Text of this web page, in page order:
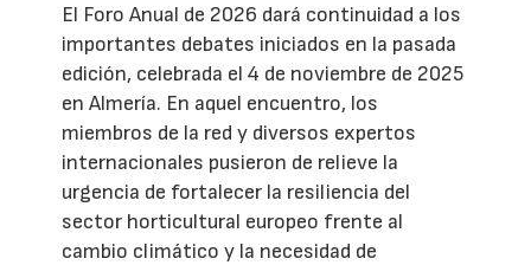
El Foro Anual de 2026 dará continuidad a los
importantes debates iniciados en la pasada
edición, celebrada el 4 de noviembre de 2025
en Almería. En aquel encuentro, los
miembros de la red y diversos expertos
internacionales pusieron de relieve la
urgencia de fortalecer la resiliencia del
sector horticultural europeo frente al
cambio climático y la necesidad de